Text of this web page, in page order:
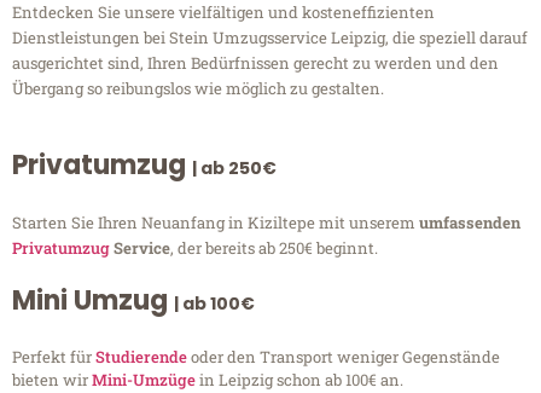
Entdecken Sie unsere vielfältigen und kosteneffizienten
Dienstleistungen bei Stein Umzugsservice Leipzig, die speziell darauf
ausgerichtet sind, Ihren Bedürfnissen gerecht zu werden und den
Übergang so reibungslos wie möglich zu gestalten.
Privatumzug | ab 250€
Starten Sie Ihren Neuanfang in Kiziltepe mit unserem umfassenden
PrivatumzugService, der bereits ab 250€ beginnt.
Mini Umzug | ab 100€
Perfekt fürStudierendeoder den Transport weniger Gegenstände
bieten wirMini-Umzügein Leipzig schon ab 100€ an.